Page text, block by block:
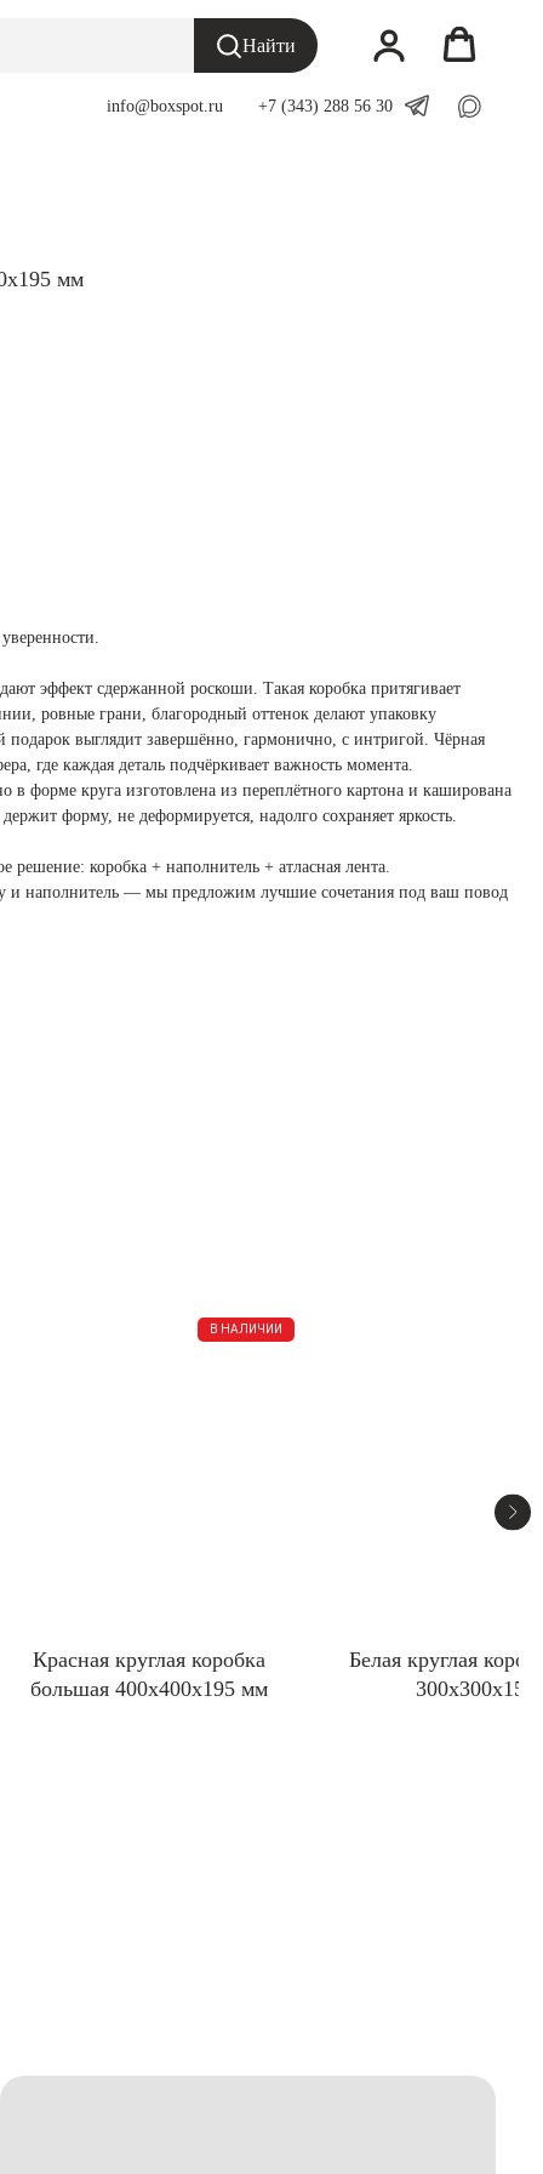
Найти
info@boxspot.ru +7 (343) 288 56 30
мм
эффект сдержанной роскоши. Такая коробка притягивает
ровные грани, благородный оттенок делают упаковку
выглядит завершённо, гармонично, с интригой. Чёрная
где каждая деталь подчёркивает важность момента.
в форме круга изготовлена из переплётного картона и каширована
форму, не деформируется, надолго сохраняет яркость.
решение: коробка + наполнитель + атласная лента.
и наполнитель — мы предложим лучшие сочетания под ваш повод
В НАЛИЧИИ
Красная круглая коробка
большая 400x400x195 мм
Белая круглая